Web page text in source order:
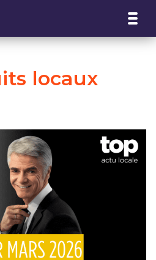
locaux